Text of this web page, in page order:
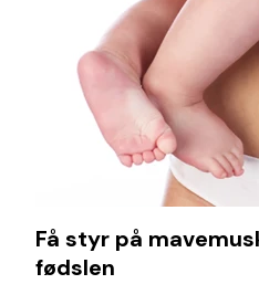
Få styr på
fødslen